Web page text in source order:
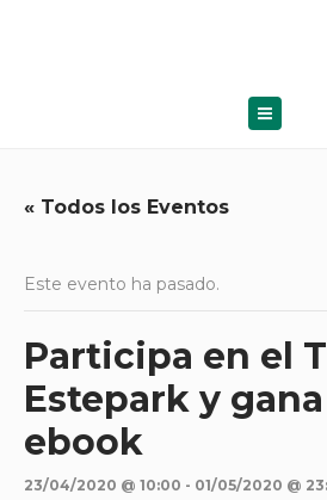
« Todos los Eventos
Este evento ha pasado.
Participa en el
Estepark y
ebook
23/04/2020 @ 10:00 - 01/05/2020 @